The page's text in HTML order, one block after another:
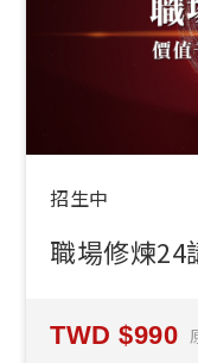
招生中
職場修煉24
990